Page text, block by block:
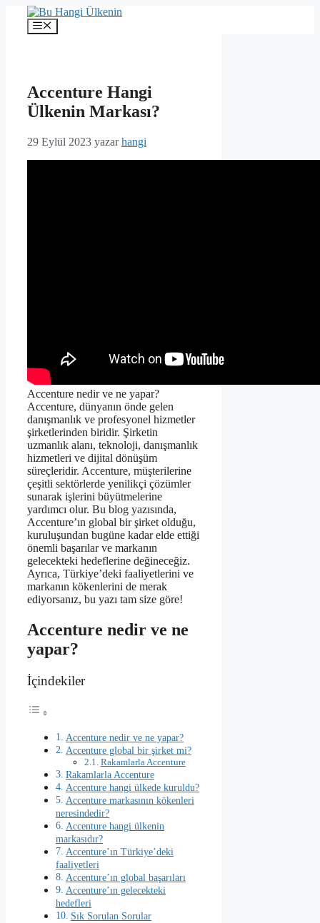
İçeriğe
Menü
Accenture Hangi
Ülkenin Markası?
29 Eylül 2023 yazarhangi
Accenture nedir ve ne yapar?
Accenture, dünyanın önde gelen
danışmanlık ve profesyonel hizmetler
şirketlerinden biridir. Şirketin
uzmanlık alanı, teknoloji, danışmanlık
hizmetleri ve dijital dönüşüm
süreçleridir. Accenture, müşterilerine
çeşitli sektörlerde yenilikçi çözümler
sunarak işlerini büyütmelerine
yardımcı olur. Bu blog yazısında,
Accenture’ın global bir şirket olduğu,
kuruluşundan bugüne kadar elde ettiği
önemli başarılar ve markanın
gelecekteki hedeflerine değineceğiz.
Ayrıca, Türkiye’deki faaliyetlerini ve
markanın kökenlerini de merak
ediyorsanız, bu yazı tam size göre!
Accenture nedir ve ne
yapar?
İçindekiler
Accenture nedir ve ne yapar?
Accenture global bir şirket mi?
Rakamlarla Accenture
Rakamlarla Accenture
Accenture hangi ülkede kuruldu?
Accenture markasının kökenleri
neresindedir?
Accenture hangi ülkenin
markasıdır?
Accenture’ın Türkiye’deki
faaliyetleri
Accenture’ın global başarıları
Accenture’ın gelecekteki
hedefleri
Sık Sorulan Sorular